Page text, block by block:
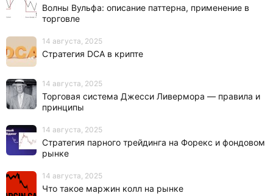
Волны Вульфа: описание паттерна, применение в
торговле
14 августа, 2025
Стратегия DCA в крипте
14 августа, 2025
Торговая система Джесси Ливермора — правила и
принципы
14 августа, 2025
Стратегия парного трейдинга на Форекс и фондовом
рынке
14 августа, 2025
Что такое маржин колл на рынке